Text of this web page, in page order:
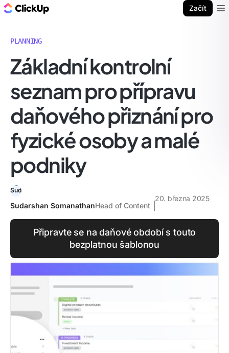
Začít
PLANNING
Základní kontrolní
seznam pro přípravu
daňového přiznání pro
fyzické osoby a malé
podniky
Sudarshan SomanathanHead of Content
20. března 2025
Připravte se na daňové období s touto
bezplatnou šablonou